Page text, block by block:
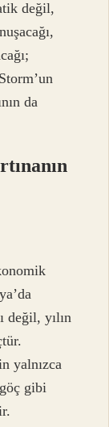
değil,
da
değil, yılın
yalnızca
gibi